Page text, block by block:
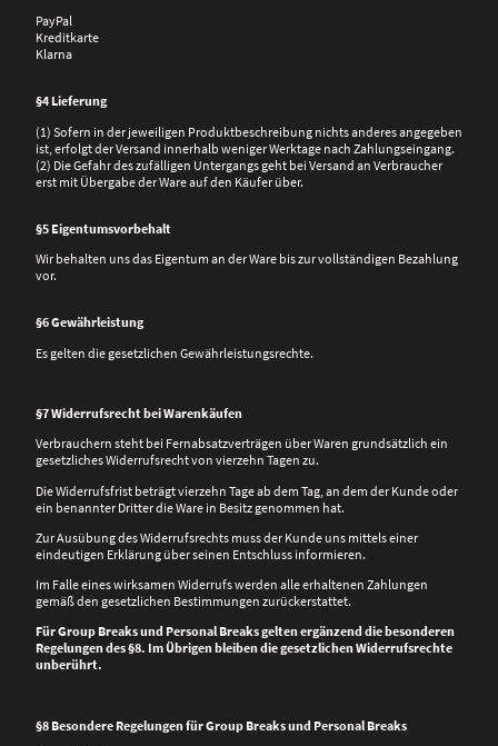
PayPal
Kreditkarte
Klarna
§4 Lieferung
(1) Sofern in der jeweiligen Produktbeschreibung nichts anderes angegeben
ist, erfolgt der Versand innerhalb weniger Werktage nach Zahlungseingang.
(2) Die Gefahr des zufälligen Untergangs geht bei Versand an Verbraucher
erst mit Übergabe der Ware auf den Käufer über.
§5 Eigentumsvorbehalt
Wir behalten uns das Eigentum an der Ware bis zur vollständigen Bezahlung
vor.
§6 Gewährleistung
Es gelten die gesetzlichen Gewährleistungsrechte.
§7 Widerrufsrecht bei Warenkäufen
Verbrauchern steht bei Fernabsatzverträgen über Waren grundsätzlich ein
gesetzliches Widerrufsrecht von vierzehn Tagen zu.
Die Widerrufsfrist beträgt vierzehn Tage ab dem Tag, an dem der Kunde oder
ein benannter Dritter die Ware in Besitz genommen hat.
Zur Ausübung des Widerrufsrechts muss der Kunde uns mittels einer
eindeutigen Erklärung über seinen Entschluss informieren.
Im Falle eines wirksamen Widerrufs werden alle erhaltenen Zahlungen
gemäß den gesetzlichen Bestimmungen zurückerstattet.
Für Group Breaks und Personal Breaks gelten ergänzend die besonderen
Regelungen des §8. Im Übrigen bleiben die gesetzlichen Widerrufsrechte
unberührt.
§8 Besondere Regelungen für Group Breaks und Personal Breaks